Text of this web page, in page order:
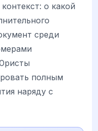
о какой
среди
полным
наряду с